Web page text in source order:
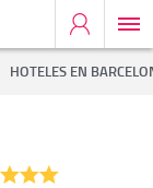
HOTELES EN